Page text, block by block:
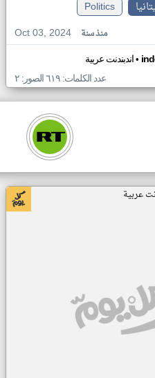
Politics
Oct 03, 2024
منذ سنة
اندبندنت عربية•
عدد الكلمات: ٦١٩ الصور: ٢
عربية